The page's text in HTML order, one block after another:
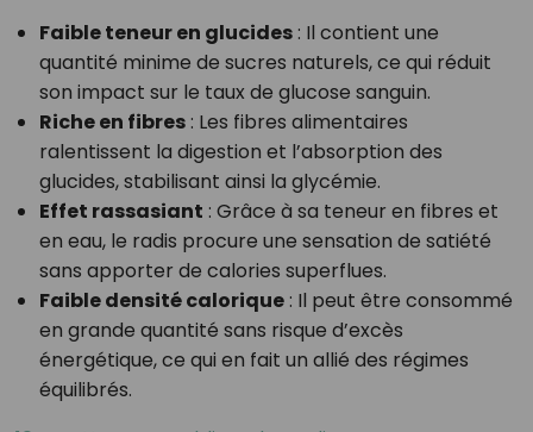
Faible teneur en glucides: Il contient une
quantité minime de sucres naturels, ce qui réduit
son impact sur le taux de glucose sanguin.
Riche en fibres: Les fibres alimentaires
ralentissent la digestion et l’absorption des
glucides, stabilisant ainsi la glycémie.
Effet rassasiant : Grâce à sa teneur en fibres et
en eau, le radis procure une sensation de satiété
sans apporter de calories superflues.
Faible densité calorique: Il peut être consommé
en grande quantité sans risque d’excès
énergétique, ce qui en fait un allié des régimes
équilibrés.